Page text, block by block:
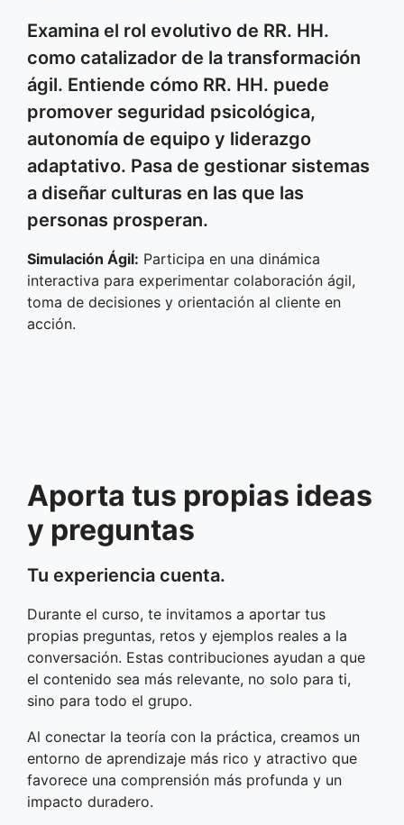
Examina el rol evolutivo de RR. HH.
como catalizador de la transformación
ágil. Entiende cómo RR. HH. puede
promover seguridad psicológica,
autonomía de equipo y liderazgo
adaptativo. Pasa de gestionar sistemas
a diseñar culturas en las que las
personas prosperan.
Simulación Ágil: Participa en una dinámica
interactiva para experimentar colaboración ágil,
toma de decisiones y orientación al cliente en
acción.
Aporta tus propias ideas
y preguntas
Tu experiencia cuenta.
Durante el curso, te invitamos a aportar tus
propias preguntas, retos y ejemplos reales a la
conversación. Estas contribuciones ayudan a que
el contenido sea más relevante, no solo para ti,
sino para todo el grupo.
Al conectar la teoría con la práctica, creamos un
entorno de aprendizaje más rico y atractivo que
favorece una comprensión más profunda y un
impacto duradero.